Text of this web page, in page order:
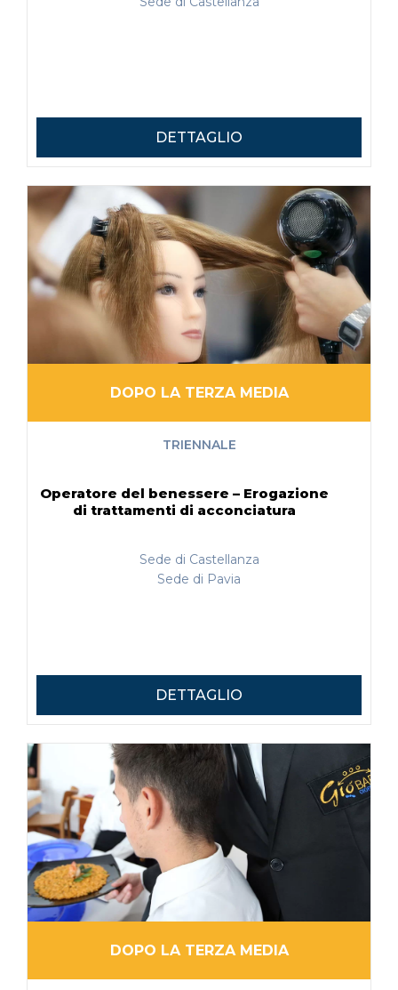
DETTAGLIO
DOPO LA TERZA MEDIA
TRIENNALE
Operatore del benessere – Erogazione
di trattamenti di acconciatura
Sede di Castellanza
Sede di Pavia
DETTAGLIO
DOPO LA TERZA MEDIA